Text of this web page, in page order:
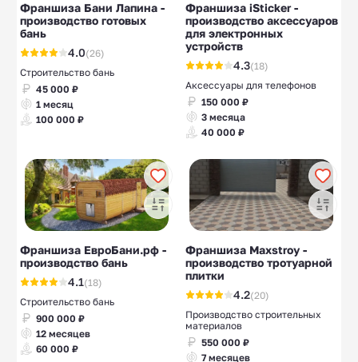
Франшиза Бани Лапина -
производство готовых
бань
4.0(26)
Строительство бань
45 000 ₽
1 месяц
100 000 ₽
Франшиза iSticker -
производство аксессуаров
для электронных
устройств
4.3(18)
Аксессуары для телефонов
150 000 ₽
3 месяца
40 000 ₽
Франшиза ЕвроБани.рф -
производство бань
4.1(18)
Строительство бань
900 000 ₽
12 месяцев
60 000 ₽
Франшиза Maxstroy -
производство тротуарной
плитки
4.2(20)
Производство строительных
материалов
550 000 ₽
7 месяцев